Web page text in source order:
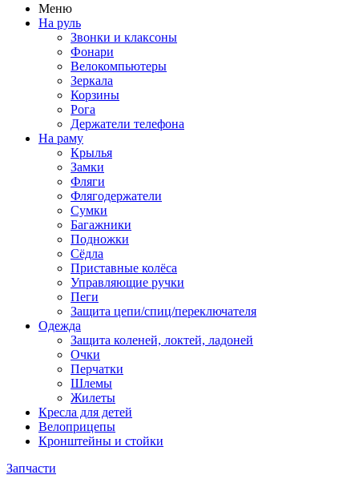
Меню
На руль
Звонки и клаксоны
Фонари
Велокомпьютеры
Зеркала
Корзины
Рога
Держатели телефона
На раму
Крылья
Замки
Фляги
Флягодержатели
Сумки
Багажники
Подножки
Сёдла
Приставные колёса
Управляющие ручки
Пеги
Защита цепи/спиц/переключателя
Одежда
Защита коленей, локтей, ладоней
Очки
Перчатки
Шлемы
Жилеты
Кресла для детей
Велоприцепы
Кронштейны и стойки
Запчасти